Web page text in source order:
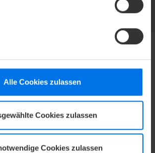
Alle Cookies zulassen
Cookies zulassen
Cookies zulassen